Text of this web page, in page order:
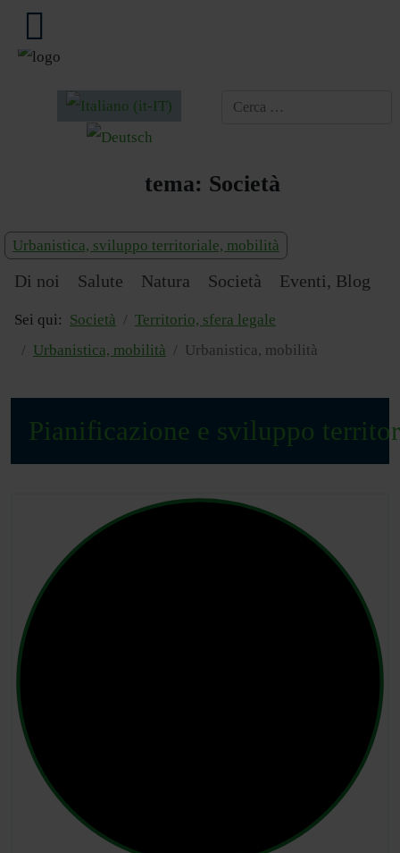
Seleziona la tua lingua
tema: Società
Urbanistica, sviluppo territoriale, mobilità
Di noi Salute Natura Società Eventi, Blog
Sei qui: Società
Territorio, sfera legale
Urbanistica, mobilità
Urbanistica, mobilità
Pianificazione e sviluppo